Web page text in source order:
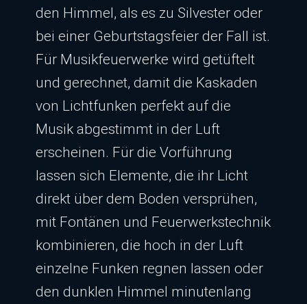
den Himmel, als es zu Silvester oder
bei einer Geburtstagsfeier der Fall ist.
Für Musikfeuerwerke wird getüftelt
und gerechnet, damit die Kaskaden
von Lichtfunken perfekt auf die
Musik abgestimmt in der Luft
erscheinen. Für die Vorführung
lassen sich Elemente, die ihr Licht
direkt über dem Boden versprühen,
mit Fontänen und Feuerwerkstechnik
kombinieren, die hoch in der Luft
einzelne Funken regnen lassen oder
den dunklen Himmel minutenlang